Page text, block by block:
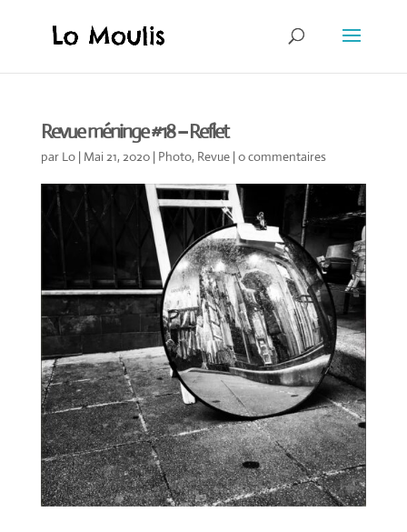
Revue méninge #18 – Reflet
par Lo| Mai 21, 2020| Photo, Revue|0 commentaires